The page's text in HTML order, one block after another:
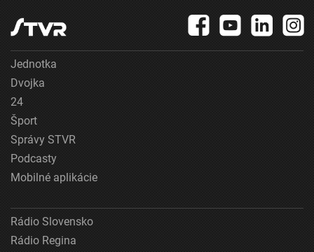
Jednotka
Dvojka
24
Šport
Správy STVR
Podcasty
Mobilné aplikácie
Rádio Slovensko
Rádio Regina